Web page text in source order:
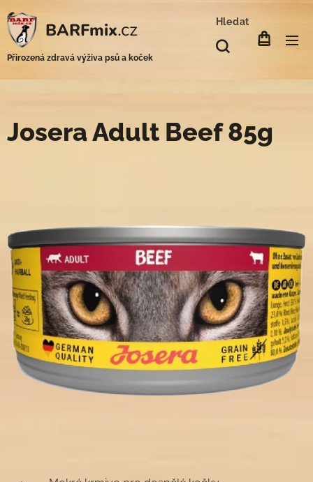
BARFmix.cz
Přirozená zdravá výživa psů a koček
Hledat
Josera Adult Beef 85g